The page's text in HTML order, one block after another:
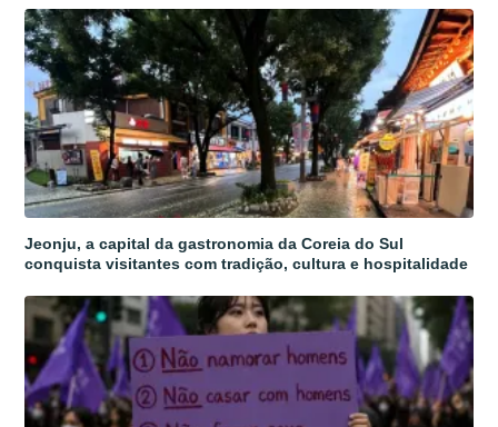
Jeonju, a capital da gastronomia da Coreia do Sul
conquista visitantes com tradição, cultura e hospitalidade